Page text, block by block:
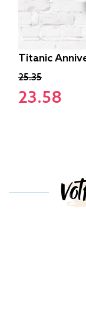
Titanic
25.35
23.58